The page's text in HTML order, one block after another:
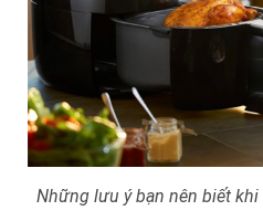
Những lưu ý bạn nên biết